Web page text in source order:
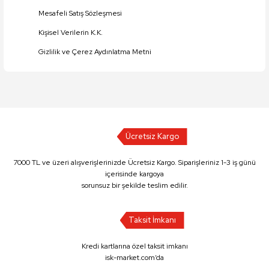
Mesafeli Satış Sözleşmesi
Kişisel Verilerin K.K.
Gizlilik ve Çerez Aydınlatma Metni
Ücretsiz Kargo
7000 TL ve üzeri alışverişlerinizde Ücretsiz Kargo. Siparişleriniz 1-3 iş günü
içerisinde kargoya
sorunsuz bir şekilde teslim edilir.
Taksit İmkanı
Kredi kartlarına özel taksit imkanı
isk-market.com’da